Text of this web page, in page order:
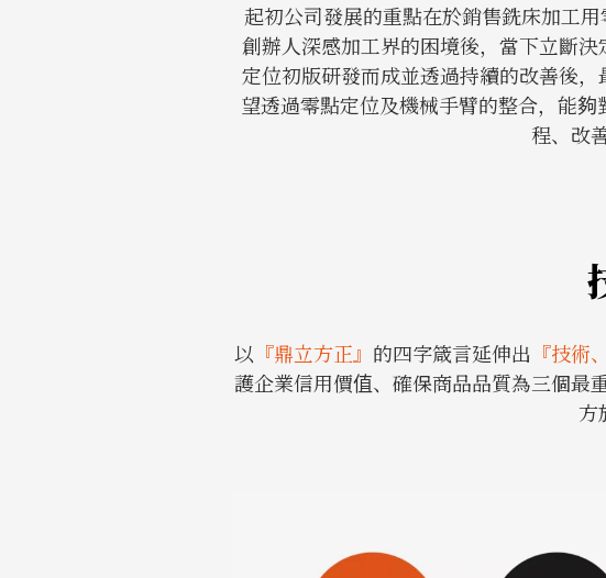
起初公司發展的重點在於銷售銑床加工
創辦人深感加工界的困境後，當下立斷決
定位初版研發而成並透過持續的改善後
望透過零點定位及機械手臂的整合，能
程、改
以 『鼎立方正』 的四字箴言延伸出 『技術
護企業信用價值、確保商品品質為三個最
方